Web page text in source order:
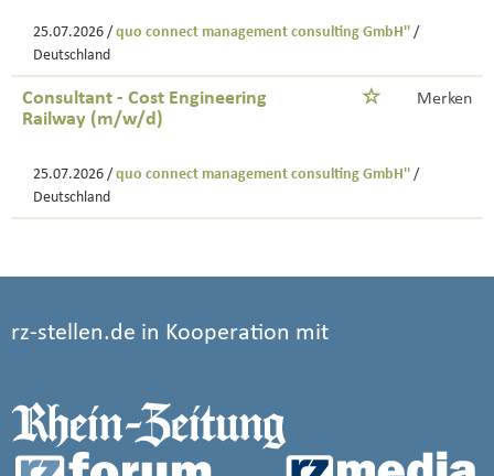
25.07.2026 / quo connect management consulting GmbH'' /
Deutschland
Consultant - Cost Engineering
Railway (m/w/d)
Merken
25.07.2026 / quo connect management consulting GmbH'' /
Deutschland
rz-stellen.de in Kooperation mit